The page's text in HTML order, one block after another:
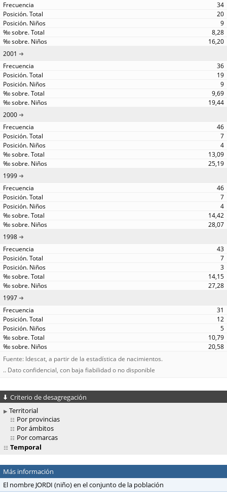
34
20
9
8,28
16,20
2001
36
19
9
9,69
19,44
2000
46
7
4
13,09
25,19
1999
46
7
4
14,42
28,07
1998
43
7
3
14,15
27,28
1997
31
12
5
10,79
20,58
Fuente: Idescat, a partir de la estadística de nacimientos.
.. Dato confidencial, con baja fiabilidad o no disponible
Criterio de desagregación
Territorial
Por provincias
Por ámbitos
Por comarcas
Temporal
Más información
El nombre JORDI (niño) en el conjunto de la población